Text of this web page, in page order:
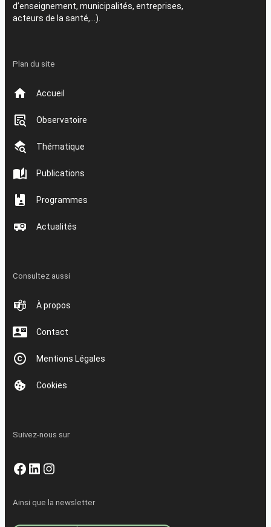
d’enseignement, municipalités, entreprises,
acteurs de la santé,…).
Plan du site
Accueil
Observatoire
Thématique
Publications
Programmes
Actualités
Consultez aussi
À propos
Contact
Mentions Légales
Cookies
Suivez-nous sur
Facebook
LinkedIn
Instagram
Ainsi que la newsletter